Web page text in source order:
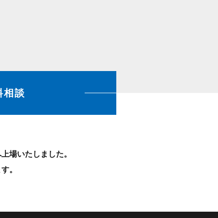
相談
場いたしました。
。